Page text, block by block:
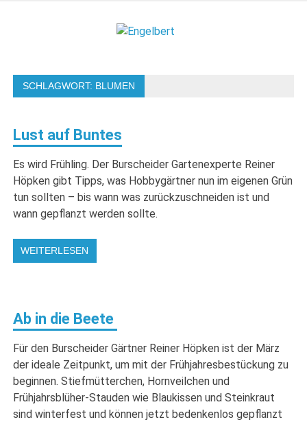
SCHLAGWORT: BLUMEN
Lust auf Buntes
Es wird Frühling. Der Burscheider Gartenexperte Reiner
Höpken gibt Tipps, was Hobbygärtner nun im eigenen Grün
tun sollten – bis wann was zurückzuschneiden ist und
wann gepflanzt werden sollte.
WEITERLESEN
Ab in die Beete
Für den Burscheider Gärtner Reiner Höpken ist der März
der ideale Zeitpunkt, um mit der Frühjahresbestückung zu
beginnen. Stiefmütterchen, Hornveilchen und
Frühjahrsblüher-Stauden wie Blaukissen und Steinkraut
sind winterfest und können jetzt bedenkenlos gepflanzt